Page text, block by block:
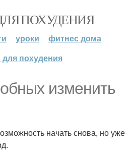
ПОХУДЕНИЯ
уроки
фитнес дома
похудения
изменить
начать снова, но уже